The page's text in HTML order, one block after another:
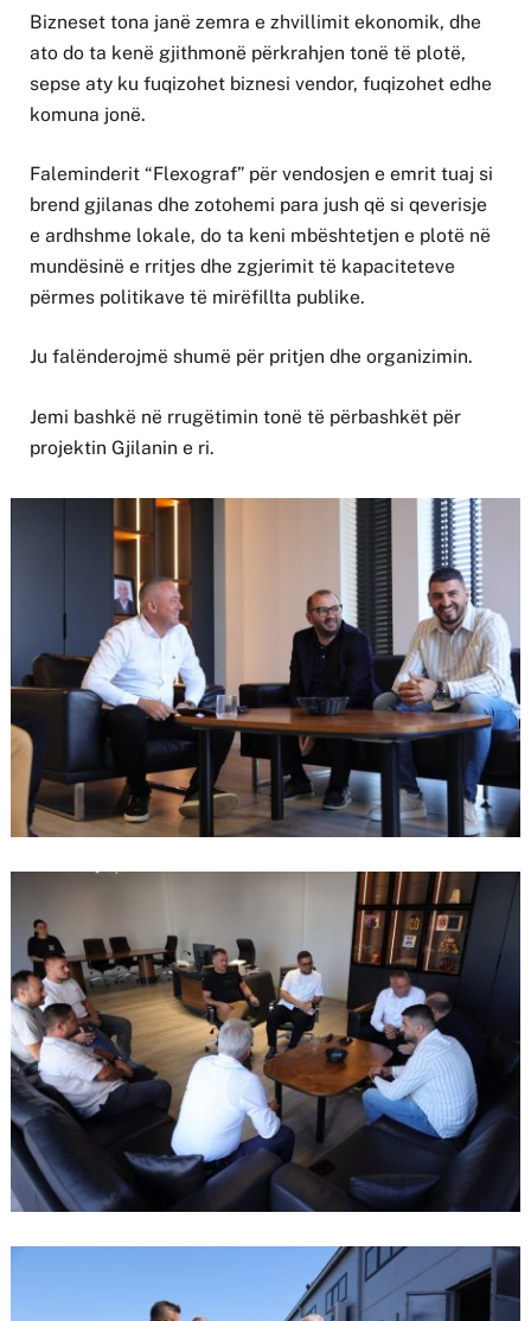
Bizneset tona janë zemra e zhvillimit ekonomik, dhe
ato do ta kenë gjithmonë përkrahjen tonë të plotë,
sepse aty ku fuqizohet biznesi vendor, fuqizohet edhe
komuna jonë.
Faleminderit “Flexograf” për vendosjen e emrit tuaj si
brend gjilanas dhe zotohemi para jush që si qeverisje
e ardhshme lokale, do ta keni mbështetjen e plotë në
mundësinë e rritjes dhe zgjerimit të kapaciteteve
përmes politikave të mirëfillta publike.
Ju falënderojmë shumë për pritjen dhe organizimin.
Jemi bashkë në rrugëtimin tonë të përbashkët për
projektin Gjilanin e ri.